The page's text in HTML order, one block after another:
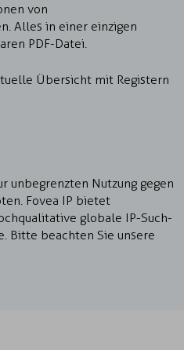
von
Alles in einer einzigen
PDF-Datei.
Übersicht mit Registern
unbegrenzten Nutzung gegen
Fovea IP bietet
globale IP-Such-
Bitte beachten Sie unsere